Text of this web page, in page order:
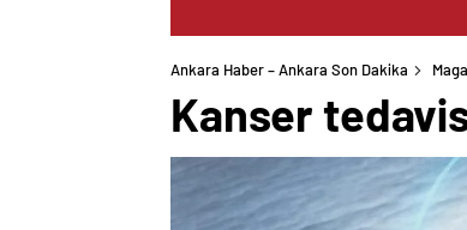
Ankara Haber – Ankara Son Dakika
Kanser